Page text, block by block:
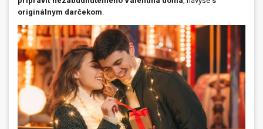
Doplnky do kancelárie, domácnosti, auta
Darčeky
PO-PIA 7:30 - 17:00
0850 11 15 16
napíšte nám
faxcopy@faxcopy.sk
Úvod Produkty
originálnym darčekom.